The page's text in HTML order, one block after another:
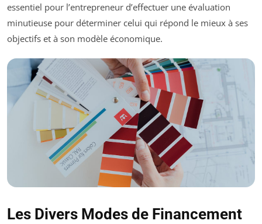
essentiel pour l’entrepreneur d’effectuer une évaluation
minutieuse pour déterminer celui qui répond le mieux à ses
objectifs et à son modèle économique.
Les Divers Modes de Financement